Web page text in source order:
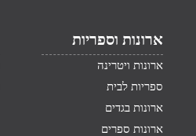
ארונות וספריות
ארונות ויטרינה
ספריות לבית
ארונות בגדים
ארונות ספרים